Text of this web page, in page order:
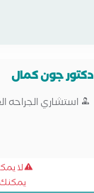
دكتور جون كمال
استشاري الجراحه
لا
يمكنك